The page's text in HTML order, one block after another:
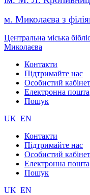
м. Миколаєва з
Центральна міська
Миколаєва
Контакти
Підтримайте нас
Особистий кабінет
Електронна пошта
Пошук
UK EN
Контакти
Підтримайте нас
Особистий кабінет
Електронна пошта
Пошук
UK EN